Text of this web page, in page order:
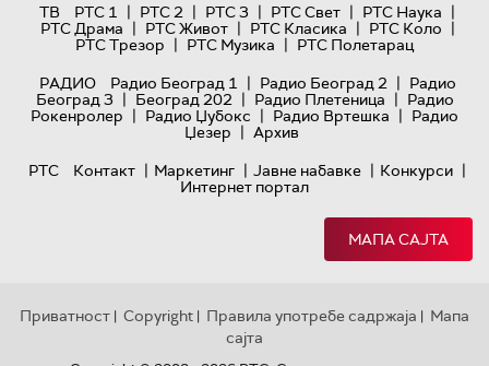
ТВ
РТС 1 | РТС 2 | РТС 3 | РТС Свет | РТС Наука |
РТС Драма | РТС Живот | РТС Класика | РТС Коло |
РТС Трезор | РТС Музика | РТС Полетарац
РАДИО
Радио Београд 1 | Радио Београд 2 | Радио
Београд 3 | Београд 202 | Радио Плетеница | Радио
Рокенролер | Радио Џубокс | Радио Вртешка | Радио
Џезер | Архив
РТС
Контакт | Маркетинг | Јавне набавке | Конкурси |
Интернет портал
МАПА САЈТА
Приватност | Copyright | Правила употребе садржаја | Мапа
сајта